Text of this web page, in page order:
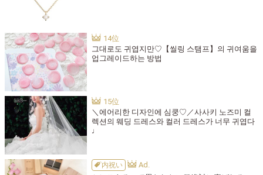
그대로도 귀엽지만♡【씰링 스탬프】의 귀여움을
업그레이드하는 방법
＼에어리한 디자인에 심쿵♡／사사키 노즈미 컬
렉션의 웨딩 드레스와 컬러 드레스가 너무 귀엽다
♩
内祝い